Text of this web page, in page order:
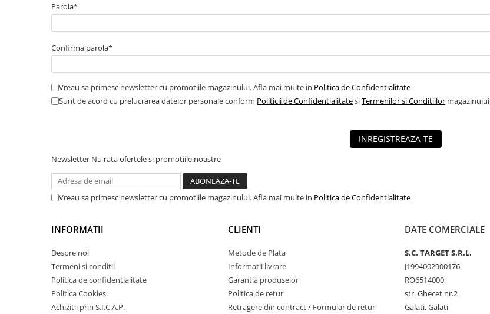
Amortizor portbagaj/hayon
Pivot suspensie
■ Huse scaune auto
■ Tavite auto portbagaj
■ Covorase/presuri auto
■ Accesorii auto interior
■ Accesorii auto exterior
■ Intretinere auto
■ Electrice auto
■ Siguranta auto
Parola*
Confirma parola*
Vreau sa primesc newsletter cu promotiile magazinului. Afla mai multe in Politica de Confidentialitate
Sunt de acord cu prelucrarea datelor personale conform Politicii de ConfidentialitatesiTermenilor si Conditiilor magazinului
INREGISTREAZA-TE
Newsletter Nu rata ofertele si promotiile noastre
Vreau sa primesc newsletter cu promotiile magazinului. Afla mai multe in Politica de Confidentialitate
INFORMATII
Despre noi
Termeni si conditii
Politica de confidentialitate
Politica Cookies
Achizitii prin S.I.C.A.P.
CLIENTI
Metode de Plata
Informatii livrare
Garantia produselor
Politica de retur
Retragere din contract / Formular de retur
DATE COMERCIALE
S.C. TARGET S.R.L.
J1994002900176
RO6514000
str. Ghecet nr.2
Galati, Galati